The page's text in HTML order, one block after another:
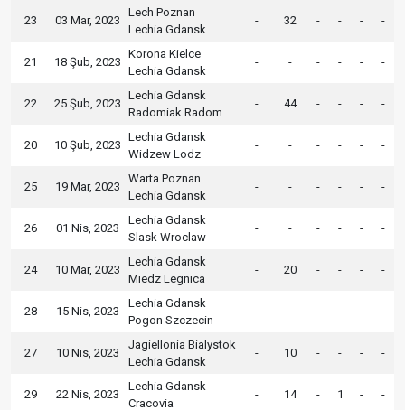
23 03 Mar, 2023
Lech Poznan
Lechia Gdansk
- 32 - - - -
21 18 Şub, 2023
Korona Kielce
Lechia Gdansk
- - - - - -
22 25 Şub, 2023
Lechia Gdansk
Radomiak Radom
- 44 - - - -
20 10 Şub, 2023
Lechia Gdansk
Widzew Lodz
- - - - - -
25 19 Mar, 2023
Warta Poznan
Lechia Gdansk
- - - - - -
26 01 Nis, 2023
Lechia Gdansk
Slask Wroclaw
- - - - - -
24 10 Mar, 2023
Lechia Gdansk
Miedz Legnica
- 20 - - - -
28 15 Nis, 2023
Lechia Gdansk
Pogon Szczecin
- - - - - -
27 10 Nis, 2023
Jagiellonia Bialystok
Lechia Gdansk
- 10 - - - -
29 22 Nis, 2023
Lechia Gdansk
Cracovia
- 14 - 1 - -